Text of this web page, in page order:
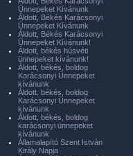
Ünnepeket Kívánunk
Áldott, Békés Karácsonyi
Ünnepeket Kívánunk
Áldott, Békés Karácsonyi
Ünnepeket Kívánunk!
Áldott, békés húsvéti
ünnepeket kívánunk!
Áldott, békés, boldog
Karácsonyi Ünnepeket
kívánunk
Áldott, békés, boldog
Karácsonyi Ünnepeket
kívánunk
Áldott, békés, boldog
karácsonyi ünnepeket
kívánunk
Államalapító Szent István
Király Napja